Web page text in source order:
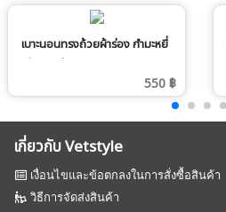
เบาะนอนทรงถ้วยผ้าร่อง กำมะหยี่
Size S สี 001
550 ฿
เกี่ยวกับ Vetstyle
เงื่อนไขและข้อตกลงในการสั่งซื้อสินค้า
วิธีการจัดส่งสินค้า